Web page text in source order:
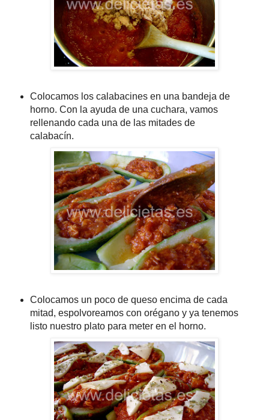
Colocamos los calabacines en una bandeja de
horno. Con la ayuda de una cuchara, vamos
rellenando cada una de las mitades de
calabacín.
Colocamos un poco de queso encima de cada
mitad, espolvoreamos con orégano y ya tenemos
listo nuestro plato para meter en el horno.